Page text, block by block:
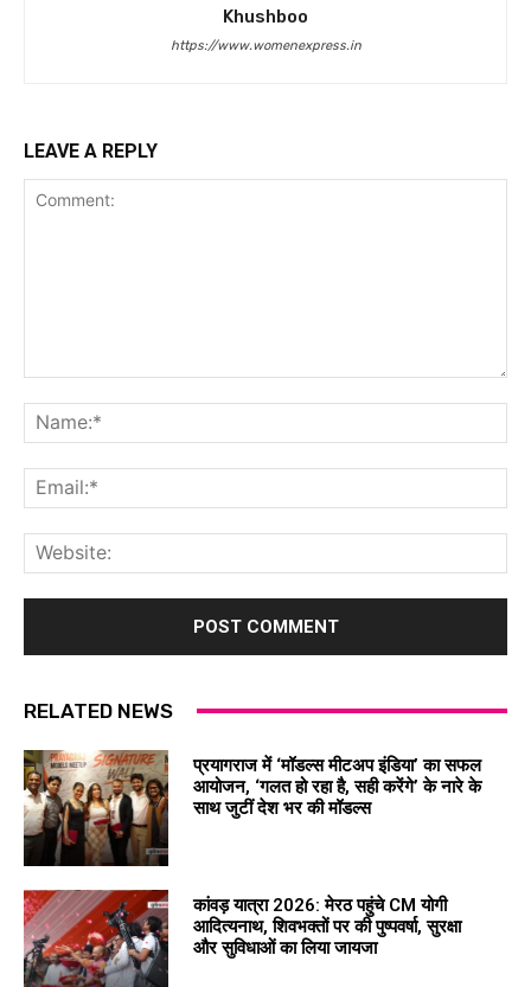
Khushboo
https://www.womenexpress.in
LEAVE A REPLY
RELATED NEWS
प्रयागराज में ‘मॉडल्स मीटअप इंडिया’ का सफल
आयोजन, ‘गलत हो रहा है, सही करेंगे’ के नारे के
साथ जुटीं देश भर की मॉडल्स
कांवड़ यात्रा 2026: मेरठ पहुंचे CM योगी
आदित्यनाथ, शिवभक्तों पर की पुष्पवर्षा, सुरक्षा
और सुविधाओं का लिया जायजा